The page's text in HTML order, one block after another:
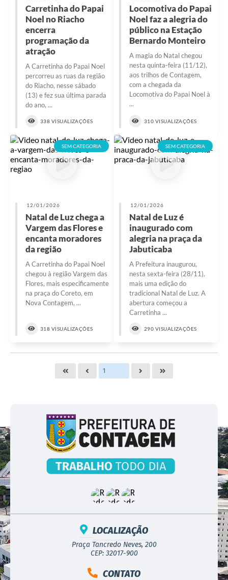
Carretinha do Papai
Noel no Riacho
encerra
programação da
atração
A Carretinha do Papai Noel
percorreu as ruas da região
do Riacho, nesse sábado
(13) e fez sua última parada
do ano, ...
338 VISUALIZAÇÕES
Locomotiva do Papai
Noel faz a alegria do
público na Estação
Bernardo Monteiro
A magia do Natal chegou
nesta quinta-feira (11/12),
aos trilhos de Contagem,
com a chegada da
Locomotiva do Papai Noel à
...
310 VISUALIZAÇÕES
SEM CATEGORIA
12/01/2026
Natal de Luz chega a
Vargem das Flores e
encanta moradores
da região
A Carretinha do Papai Noel
chegou à região Vargem das
Flores, mais especificamente
na praça do Coreto, em
Nova Contagem, ...
318 VISUALIZAÇÕES
SEM CATEGORIA
12/01/2026
Natal de Luz é
inaugurado com
alegria na praça da
Jabuticaba
A Prefeitura inaugurou,
nesta sexta-feira (28/11),
mais uma edição do
tradicional Natal de Luz. A
abertura começou a
Carretinha ...
290 VISUALIZAÇÕES
LOCALIZAÇÃO
Praça Tancredo Neves, 200
CEP: 32017-900
CONTATO